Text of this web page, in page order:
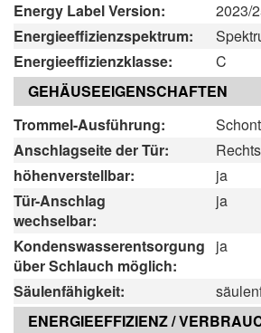
Energy Label Version:
2023/
Energieeffizienzspektrum:
Energieeffizienzklasse:
C
GEHÄUSEEIGENSCHAFTEN
Trommel-Ausführung:
Anschlagseite der Tür:
höhenverstellbar:
ja
Tür-Anschlag
wechselbar:
ja
Kondenswasserentsorgung
über Schlauch möglich:
ja
Säulenfähigkeit:
ENERGIEEFFIZIENZ /